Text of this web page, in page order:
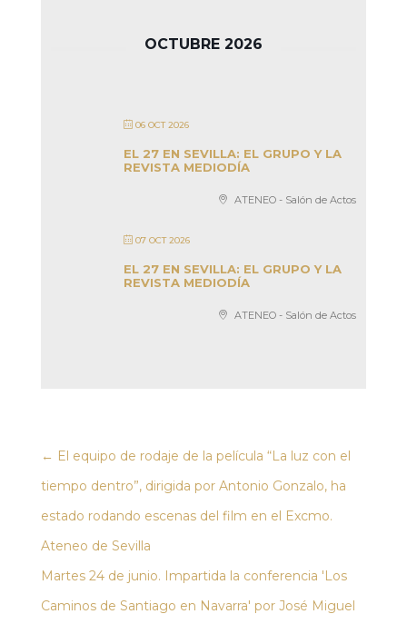
OCTUBRE 2026
06 OCT 2026
EL 27 EN SEVILLA: EL GRUPO Y LA
REVISTA MEDIODÍA
ATENEO - Salón de Actos
07 OCT 2026
EL 27 EN SEVILLA: EL GRUPO Y LA
REVISTA MEDIODÍA
ATENEO - Salón de Actos
← El equipo de rodaje de la película “La luz con el
tiempo dentro”, dirigida por Antonio Gonzalo, ha
estado rodando escenas del film en el Excmo.
Ateneo de Sevilla
Martes 24 de junio. Impartida la conferencia 'Los
Caminos de Santiago en Navarra' por José Miguel